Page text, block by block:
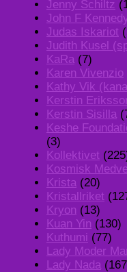
Jenny Schiltz
John F
Judas Iskariot
Judith Kusel
KaRa (7)
Karen Vivenzio
Kathy Vik
Kerstin
Kerstin Sisilla
Keshe
(3)
Kollektivet
Kosmisk
Krista (20)
Kristallriket
Kryon (13)
Kuan Yin (130)
Kuthumi (77)
Lady Moder
Lady Nada